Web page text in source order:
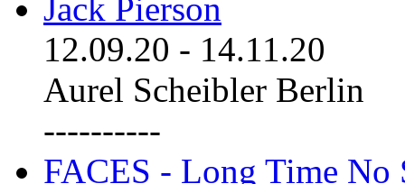
Jack Pierson
12.09.20 - 14.11.20
Aurel Scheibler Berlin
----------
FACES - Long Time No